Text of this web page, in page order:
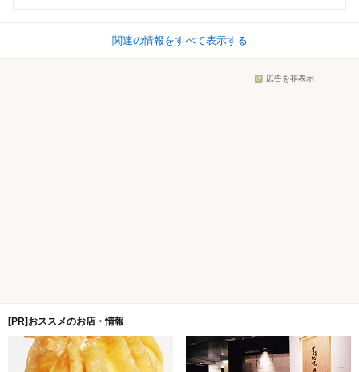
関連の情報をすべて表示する
広告を非表示
[PR]おススメのお店・情報